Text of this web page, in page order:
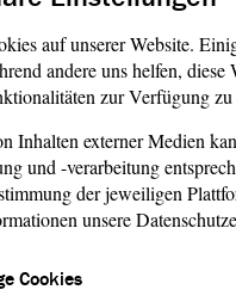
„Jugend debattiert“ (Link)
sind im Landtag von
auf unserer Website.
andere uns helfen, diese
zur Verfügung zu
Inhalten externer Medien
und -verarbeitung
der jeweiligen
unsere
Cookies